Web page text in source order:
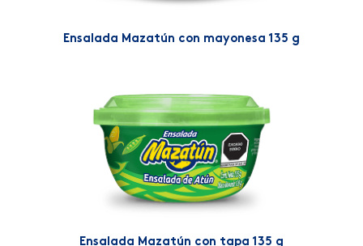
Ensalada Mazatún con mayonesa 135 g
Ensalada Mazatún con tapa 135 g